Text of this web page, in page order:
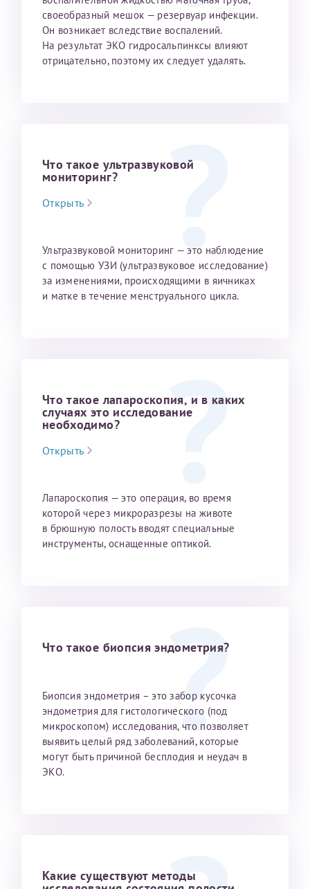
своеобразный мешок — резервуар инфекции.
Он возникает вследствие воспалений.
На результат ЭКО гидросальпинксы влияют
отрицательно, поэтому их следует удалять.
Что такое ультразвуковой
мониторинг?
Открыть
Ультразвуковой мониторинг — это наблюдение
с помощью УЗИ (ультразвуковое исследование)
за изменениями, происходящими в яичниках
и матке в течение мен­струального цикла.
Что такое лапароскопия, и в каких
случаях это исследование
необходимо?
Открыть
Лапароскопия — это операция, во время
которой через микроразрезы на животе
в брюшную полость вводят специальные
инструменты, оснащенные оптикой.
Что такое биопсия эндометрия?
Биопсия эндометрия – это забор кусочка
эндометрия для гистологического (под
микроскопом) исследования, что позволяет
выявить целый ряд заболеваний, которые
могут быть причиной бесплодия и неудач в
ЭКО.
Какие существуют методы